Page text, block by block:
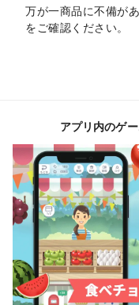
万が一商品に不備があ
をご確認ください。
アプリ内のゲ